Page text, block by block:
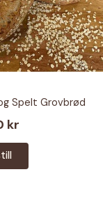
Spelt Grovbrød
kr